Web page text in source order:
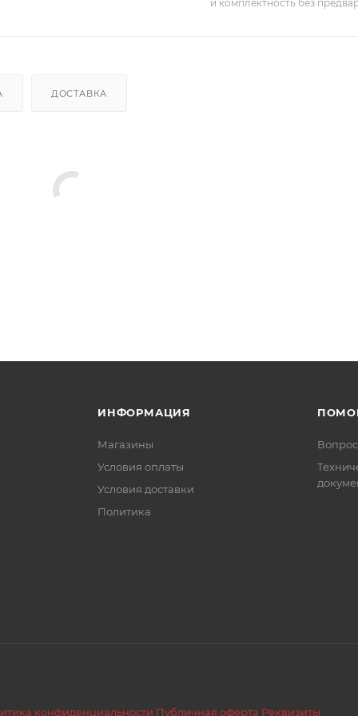
и комплектность без
ДОСТАВКА
ИНФОРМАЦИЯ
Магазины
Условия оплаты
Условия доставки
Политика
конфиденциальности Публичная оферта Реквизиты